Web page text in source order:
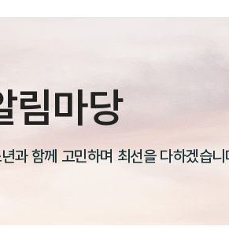
림마당
과 함께 고민하며 최선을 다하겠습니